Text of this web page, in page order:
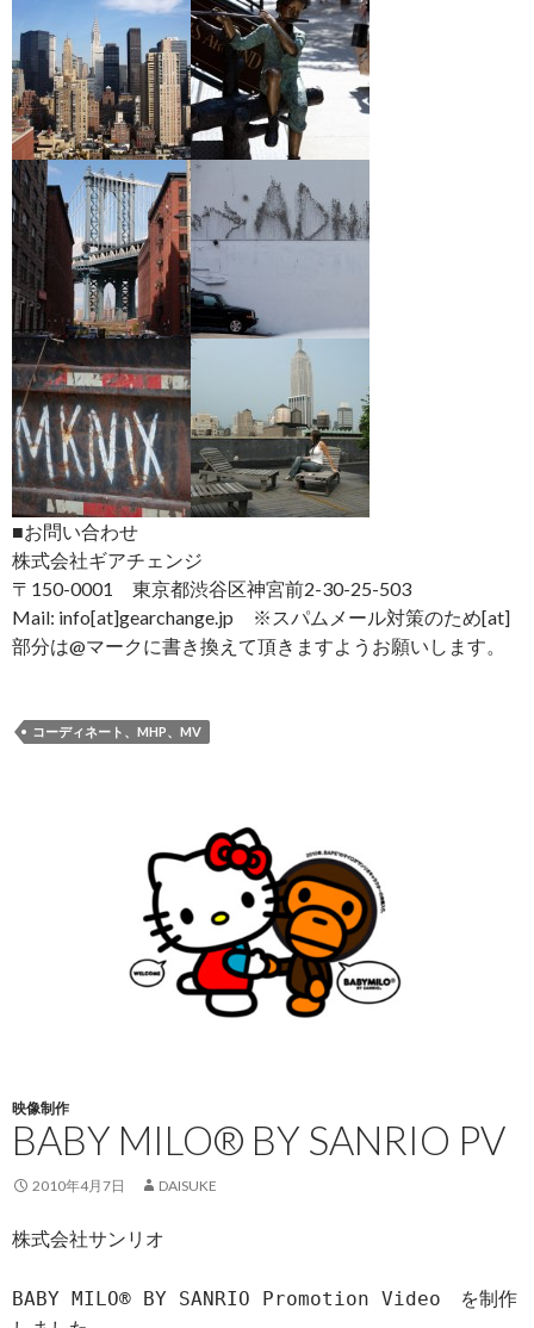
■お問い合わせ
株式会社ギアチェンジ
〒150-0001 東京都渋谷区神宮前2-30-25-503
Mail: info[at]gearchange.jp ※スパムメール対策のため[at]
部分は@マークに書き換えて頂きますようお願いします。
コーディネート、MHP、MV
映像制作
BABY MILO® BY SANRIO PV
2010年4月7日 DAISUKE
株式会社サンリオ
BABY MILO® BY SANRIO Promotion Video　を制作